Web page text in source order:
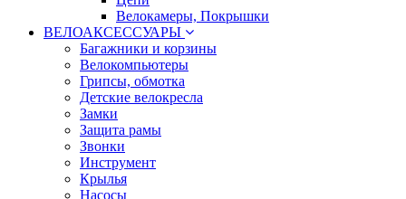
Велокамеры, Покрышки
ВЕЛОАКСЕССУАРЫ
Багажники и корзины
Велокомпьютеры
Грипсы, обмотка
Детские велокресла
Замки
Защита рамы
Звонки
Инструмент
Крылья
Насосы